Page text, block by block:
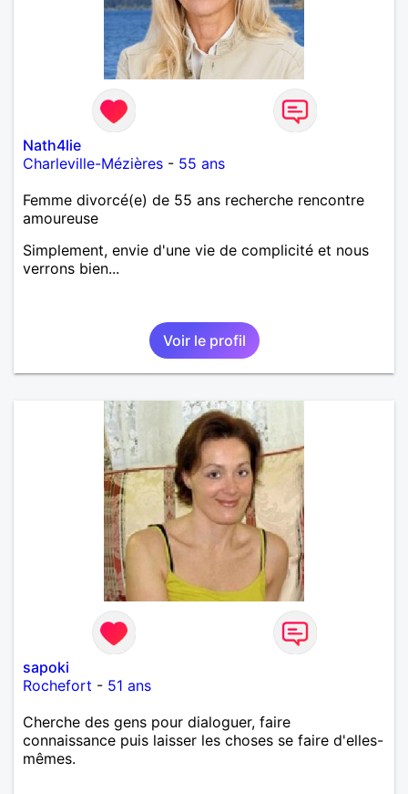
Nath4lie
Charleville-Mézières - 55 ans
Femme divorcé(e) de 55 ans recherche rencontre
amoureuse
Simplement, envie d'une vie de complicité et nous
verrons bien...
Voir le profil
sapoki
Rochefort - 51 ans
Cherche des gens pour dialoguer, faire
connaissance puis laisser les choses se faire d'elles-
mêmes.